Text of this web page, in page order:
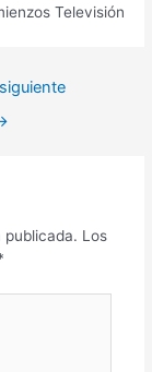
Televisión
Los